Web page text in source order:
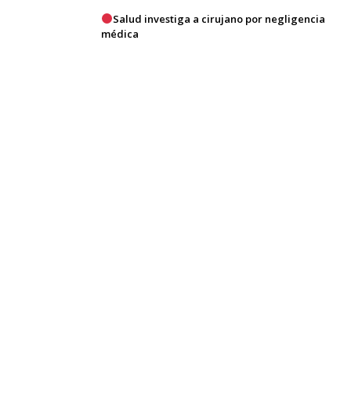
Salud investiga a cirujano por negligencia
médica